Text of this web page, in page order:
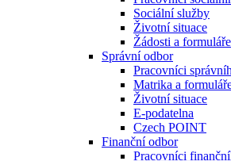
Sociální služby
Životní situace
Žádosti a formuláře
Správní odbor
Pracovníci
Matrika a
Životní situace
E-podatelna
Czech POINT
Finanční odbor
Pracovníci